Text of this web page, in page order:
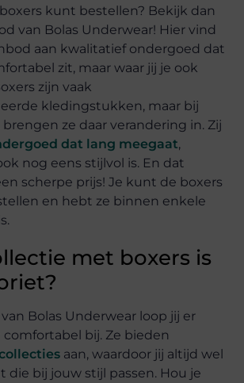
kunt bestellen? Bekijk dan
van Bolas Underwear! Hier vind
aan kwalitatief ondergoed dat
zit, maar waar jij je ook
zijn vaak
kledingstukken, maar bij
ze daar verandering in. Zij
dat lang meegaat,
nog eens stijlvol is. En dat
scherpe prijs! Je kunt de boxers
en hebt ze binnen enkele
met boxers is
Bolas Underwear loop jij er
bij. Ze bieden
aan, waardoor jij altijd wel
die bij jouw stijl passen. Hou je